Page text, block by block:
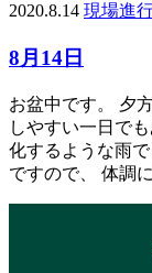
2020.8.14 現場進
8月14日
お盆中です。 夕
しやすい一日で
化するような雨
ですので、 体調